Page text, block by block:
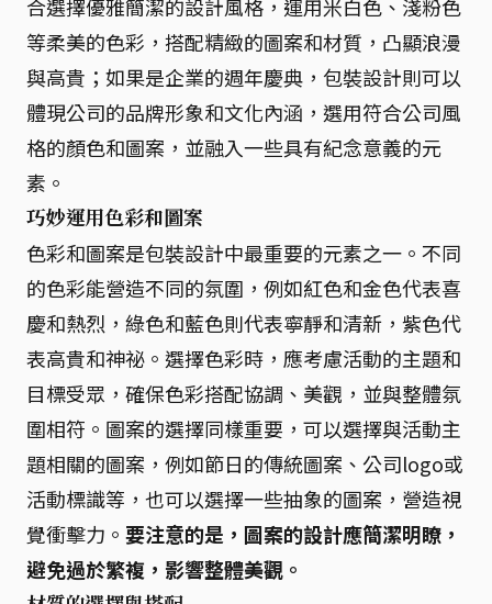
合選擇優雅簡潔的設計風格，運用米白色、淺粉色
等柔美的色彩，搭配精緻的圖案和材質，凸顯浪漫
與高貴；如果是企業的週年慶典，包裝設計則可以
體現公司的品牌形象和文化內涵，選用符合公司風
格的顏色和圖案，並融入一些具有紀念意義的元
素。
巧妙運用色彩和圖案
色彩和圖案是包裝設計中最重要的元素之一。不同
的色彩能營造不同的氛圍，例如紅色和金色代表喜
慶和熱烈，綠色和藍色則代表寧靜和清新，紫色代
表高貴和神祕。選擇色彩時，應考慮活動的主題和
目標受眾，確保色彩搭配協調、美觀，並與整體氛
圍相符。圖案的選擇同樣重要，可以選擇與活動主
題相關的圖案，例如節日的傳統圖案、公司logo或
活動標識等，也可以選擇一些抽象的圖案，營造視
覺衝擊力。 要注意的是，圖案的設計應簡潔明瞭，
避免過於繁複，影響整體美觀。